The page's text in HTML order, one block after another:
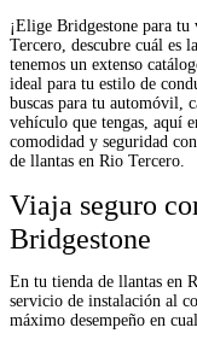
¡Elige Bridgestone para
Tercero, descubre cuál es
tenemos un extenso
ideal para tu estilo de
buscas para tu automóvil,
vehículo que tengas, aquí
comodidad y seguridad
de llantas en Rio Tercero.
Viaja seguro
Bridgestone
En tu tienda de llantas en
servicio de instalación al
máximo desempeño en